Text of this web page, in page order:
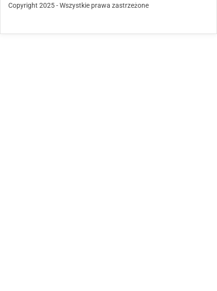
Copyright 2025 - Wszystkie prawa zastrzeżone